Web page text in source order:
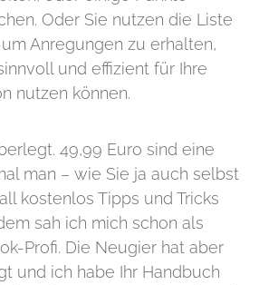
Oder Sie nutzen die Liste
Anregungen zu erhalten,
und effizient für Ihre
nutzen können.
49,99 Euro sind eine
man – wie Sie ja auch selbst
kostenlos Tipps und Tricks
sah ich mich schon als
Profi. Die Neugier hat aber
und ich habe Ihr Handbuch